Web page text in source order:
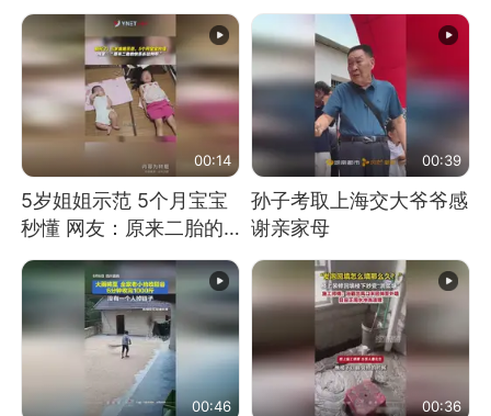
00:14
5岁姐姐示范 5个月宝宝
秒懂 网友：原来二胎的
快乐长这样
00:39
孙子考取上海交大爷爷感
谢亲家母
00:46 00:36